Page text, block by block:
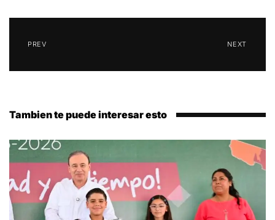
PREV NEXT
Tambien te puede interesar esto